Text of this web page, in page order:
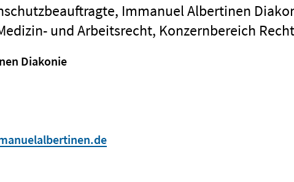
Immanuel Albertinen
und Arbeitsrecht, Konzernbereich Recht
Diakonie